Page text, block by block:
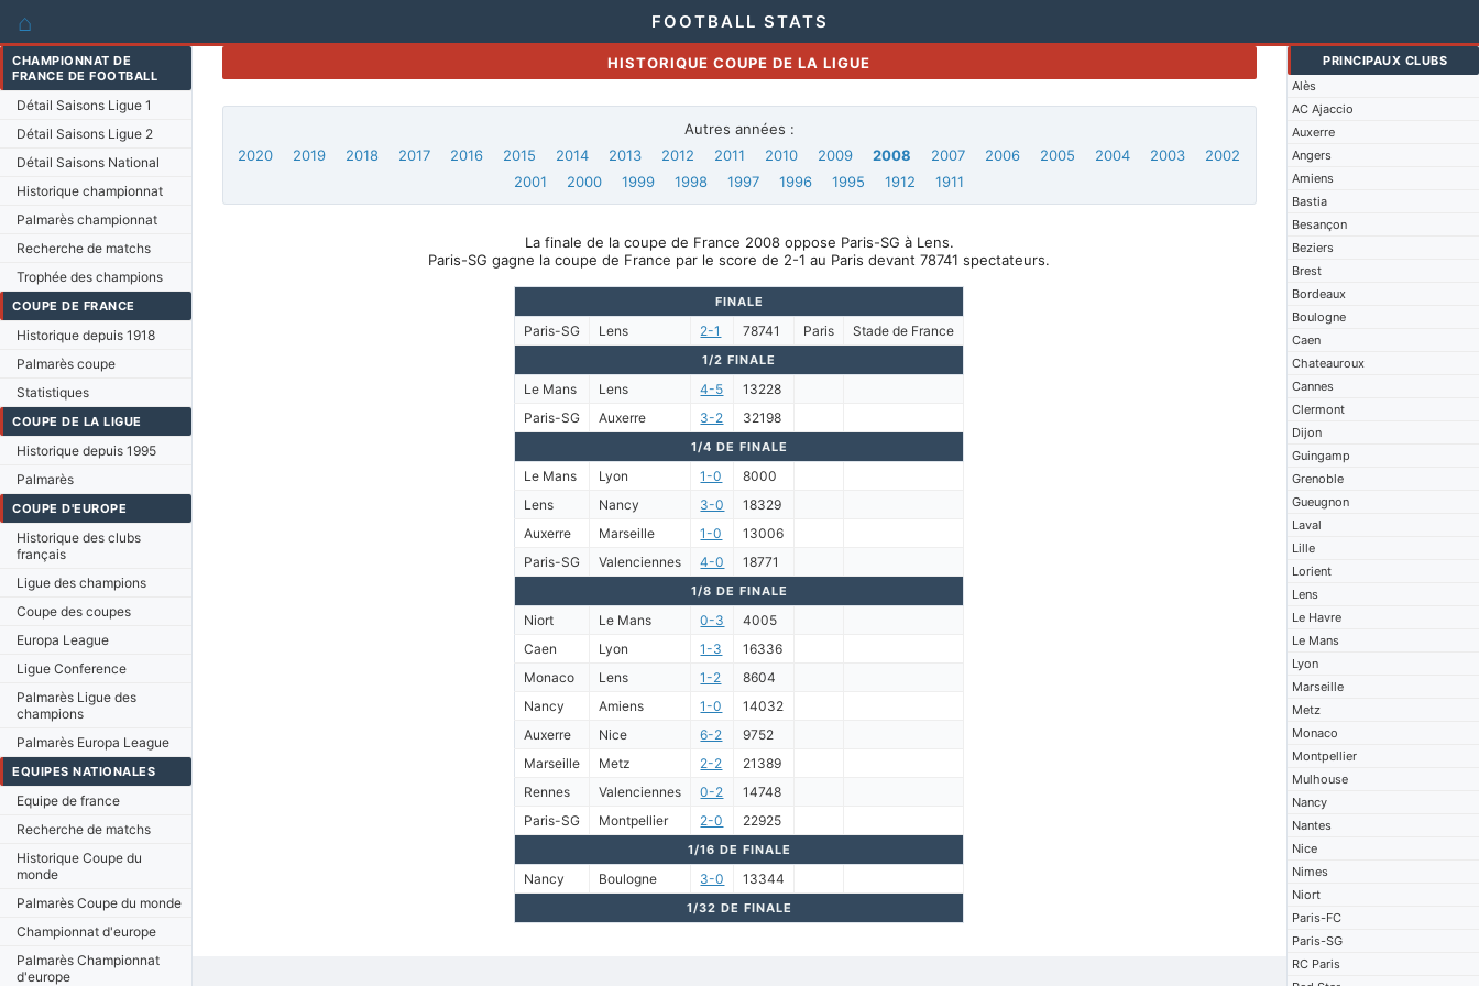
⌂ FOOTBALL STATS
CHAMPIONNAT DE
FRANCE DE FOOTBALL
Détail Saisons Ligue 1
Détail Saisons Ligue 2
Détail Saisons National
Historique championnat
Palmarès championnat
Recherche de matchs
Trophée des champions
COUPE DE FRANCE
Historique depuis 1918
Palmarès coupe
Statistiques
COUPE DE LA LIGUE
Historique depuis 1995
Palmarès
COUPE D'EUROPE
Historique des clubs
français
Ligue des champions
Coupe des coupes
Europa League
Ligue Conference
Palmarès Ligue des
champions
Palmarès Europa League
EQUIPES NATIONALES
Equipe de france
Recherche de matchs
Historique Coupe du
monde
Palmarès Coupe du monde
Championnat d'europe
Palmarès Championnat
d'europe
PRINCIPAUX CLUBS
Alès
AC Ajaccio
Auxerre
Angers
Amiens
Bastia
Besançon
Beziers
Brest
Bordeaux
Boulogne
Caen
Chateauroux
Cannes
Clermont
Dijon
Guingamp
Grenoble
Gueugnon
Laval
Lille
Lorient
Lens
Le Havre
Le Mans
Lyon
Marseille
Metz
Monaco
Montpellier
Mulhouse
Nancy
Nantes
Nice
Nimes
Niort
Paris-FC
Paris-SG
RC Paris
HISTORIQUE COUPE DE LA LIGUE
Autres années :
2020
2019 2018 2017 2016 2015 2014 2013 2012 2011 2010 2009 2008 2007 2006 2005 2004 2003
2002
2001
2000 1999 1998 1997 1996 1995 1912 1911
La finale de la coupe de France 2008 oppose Paris-SG à Lens.
Paris-SG gagne la coupe de France par le score de 2-1 au Paris devant 78741 spectateurs.
FINALE
Paris-SG Lens 2-1 78741 Paris Stade de France
1/2 FINALE
Le Mans Lens 4-5
13228
Paris-SG
Auxerre 3-2 32198
1/4 DE FINALE
Le Mans Lyon 1-0
8000
Lens
Nancy 3-0
18329
Auxerre
Marseille 1-0
13006
Paris-SG
Valenciennes 4-0 18771
1/8 DE FINALE
Niort Le Mans 0-3
4005
Caen
Lyon 1-3
16336
Monaco
Lens 1-2
8604
Nancy
Amiens 1-0
14032
Auxerre
Nice 6-2
9752
Marseille
Metz 2-2
21389
Rennes
Valenciennes 0-2
14748
Paris-SG
Montpellier 2-0 22925
1/16 DE FINALE
Nancy Boulogne 3-0 13344
1/32 DE FINALE